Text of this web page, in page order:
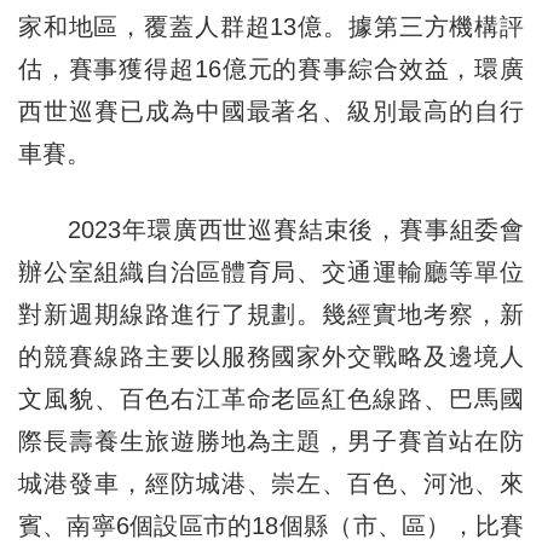
家和地區，覆蓋人群超13億。據第三方機構評
估，賽事獲得超16億元的賽事綜合效益，環廣
西世巡賽已成為中國最著名、級別最高的自行
車賽。
2023年環廣西世巡賽結束後，賽事組委會
辦公室組織自治區體育局、交通運輸廳等單位
對新週期線路進行了規劃。幾經實地考察，新
的競賽線路主要以服務國家外交戰略及邊境人
文風貌、百色右江革命老區紅色線路、巴馬國
際長壽養生旅遊勝地為主題，男子賽首站在防
城港發車，經防城港、崇左、百色、河池、來
賓、南寧6個設區市的18個縣（市、區），比賽